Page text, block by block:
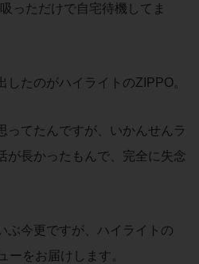
っただけで自宅待機してま
したのがハイライトのZIPPO。
ってたんですが、いかんせんラ
が長かったもんで、完全に失念
ぶ今更ですが、ハイライトの
ーをお届けします。